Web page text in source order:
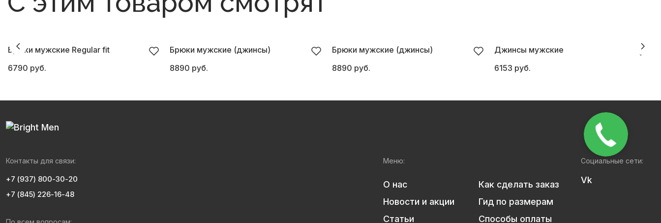
Брюки мужские Regular fit
6790 руб.
Брюки мужские (джинсы)
8890 руб.
Брюки мужские (джинсы)
8890 руб.
Джинсы мужские
6153 руб.
Контакты для связи:
+7 (937) 800-30-20
+7 (845) 226-16-48
Меню:
О нас
Новости и акции
Статьи
Как сделать заказ
Гид по размерам
Способы оплаты
Социальные сети:
Vk